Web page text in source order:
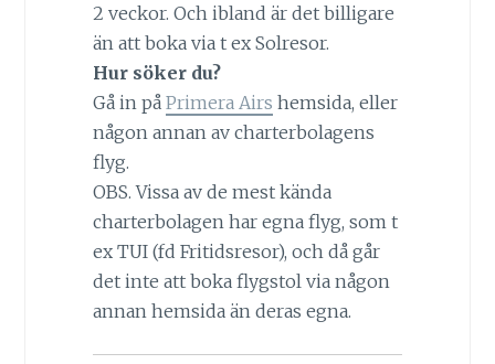
2 veckor. Och ibland är det billigare
än att boka via t ex Solresor.
Hur söker du?
Gå in på Primera Airs hemsida, eller
någon annan av charterbolagens
flyg.
OBS. Vissa av de mest kända
charterbolagen har egna flyg, som t
ex TUI (fd Fritidsresor), och då går
det inte att boka flygstol via någon
annan hemsida än deras egna.